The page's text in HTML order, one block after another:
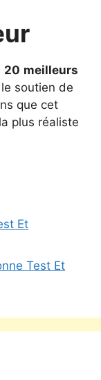
20 meilleurs
soutien de
que cet
plus réaliste
Et
Test Et